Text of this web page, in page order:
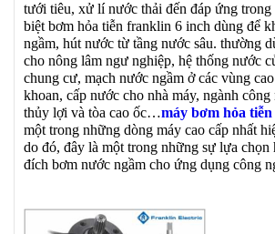
tưới tiêu, xử lí nước thải đến đáp ứng
biệt bơm hỏa tiễn franklin 6 inch dùng để
ngầm, hút nước từ tầng nước sâu. thường
cho nông lâm ngư nghiệp, hệ thống nước
chung cư, mạch nước ngầm ở các vùng
khoan, cấp nước cho nhà máy, ngành
thủy lợi và tòa cao ốc…máy bơm hỏa
một trong những dòng máy cao cấp nhất
do đó, đây là một trong những sự lựa chọn
đích bơm nước ngầm cho ứng dụng công